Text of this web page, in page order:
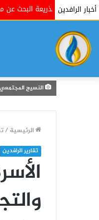
أخبار الرافدينالبحث عن مسلحين
النسيج المجتمعي
الرئيسية /
تقارير الرافدين